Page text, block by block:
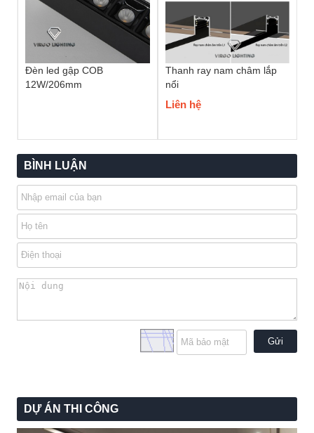
Đèn led gập COB
12W/206mm
Thanh ray nam châm lắp
nổi
Liên hệ
BÌNH LUẬN
Gửi
DỰ ÁN THI CÔNG